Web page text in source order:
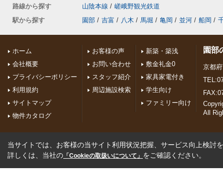
路線から探す
山陰本線 / 嵯峨野観光鉄道
駅から探す
園部 / 吉富 / 八木 / 馬堀 / 亀岡 / 並河 / 船岡 /
ホーム
会社概要
プライバシーポリシー
利用規約
サイトマップ
物件カタログ
お客様の声
お問い合わせ
スタッフ紹介
周辺施設検索
新築・築浅
敷金礼金0
家具家電付き
学生向け
ファミリー向け
園部
京都
All
当サイトでは、お客様の当サイト利用状況把握、サービス向上検討
詳しくは、当社の 「Cookieの取扱いについて」 をご確認ください。